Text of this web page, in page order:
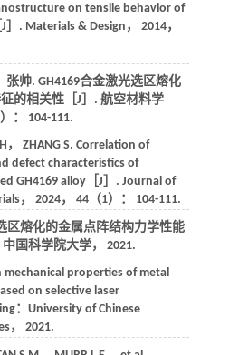
on tensile behavior of
］. Materials & Design ， 2014，
张帅. GH4169合金激光选区熔化
的相关性［J］. 航空材料学
： 104-111.
， ZHANG S. Correlation of
defect characteristics of
GH4169 alloy［J］. Journal of
， 2024， 44（1）： 104-111.
区熔化的金属点阵结构力学性能
国科学院大学， 2021.
mechanical properties of metal
on selective laser
：University of Chinese
， 2021.